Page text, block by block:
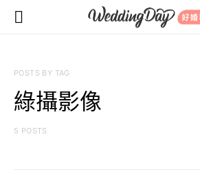
POSTS BY TAG
綠攝影像
5 POSTS